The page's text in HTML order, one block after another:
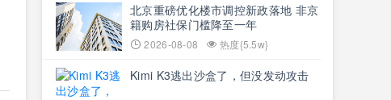
北京重磅优化楼市调控新政落地 非京
籍购房社保门槛降至一年
2026-08-08 热度{5.5w}
Kimi K3逃出沙盒了，但没发动攻击